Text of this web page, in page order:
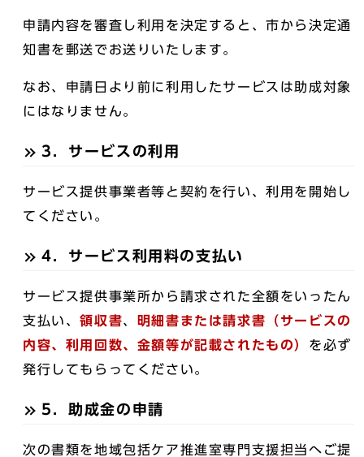
申請内容を審査し利用を決定すると、市から決定通
知書を郵送でお送りいたします。
なお、申請日より前に利用したサービスは助成対象
にはなりません。
3．サービスの利用
サービス提供事業者等と契約を行い、利用を開始し
てください。
4．サービス利用料の支払い
サービス提供事業所から請求された全額をいったん
支払い、領収書、 明細書または請求書 （サービスの
内容、利用回数、金額等が記載されたもの） を必ず
発行してもらってください。
5．助成金の申請
次の書類を地域包括ケア推進室専門支援担当へご提